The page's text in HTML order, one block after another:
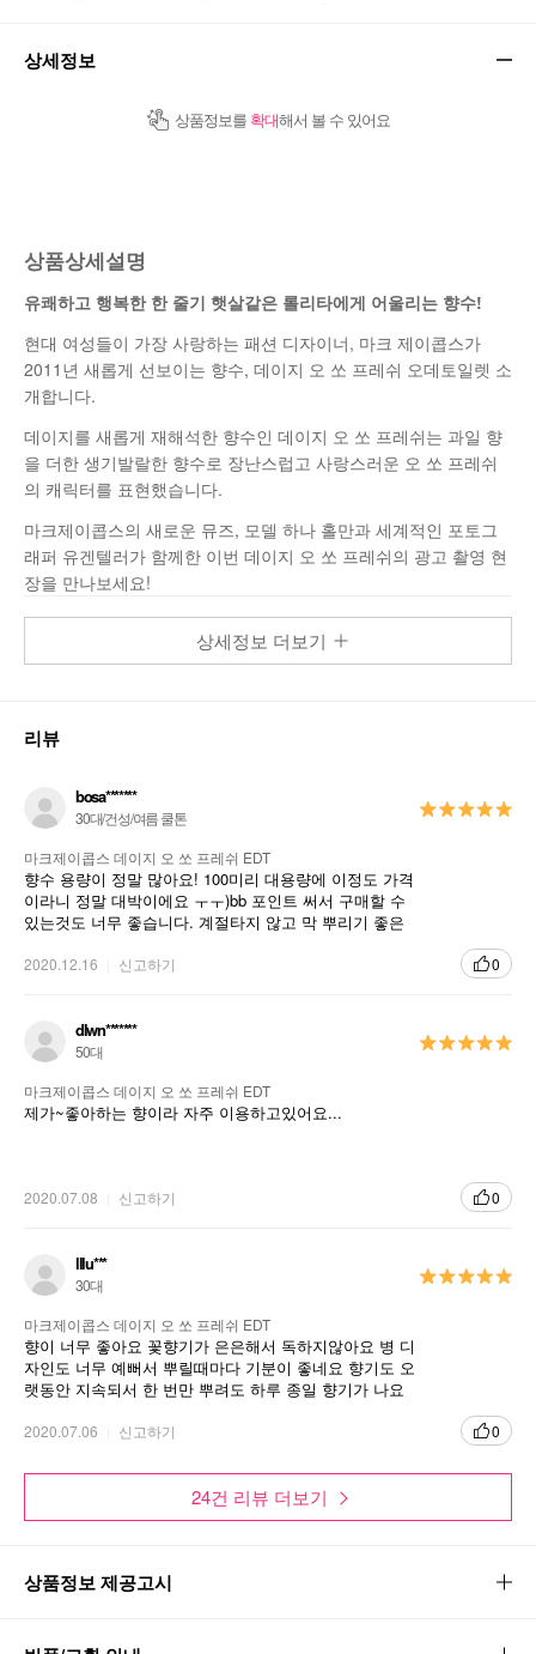
상세정보
상품정보를 확대해서 볼 수 있어요
상품상세설명
유쾌하고 행복한 한 줄기 햇살같은 롤리타에게 어울리는 향수!
현대 여성들이 가장 사랑하는 패션 디자이너, 마크 제이콥스가
2011년 새롭게 선보이는 향수, 데이지 오 쏘 프레쉬 오데토일렛 소
개합니다.
데이지를 새롭게 재해석한 향수인 데이지 오 쏘 프레쉬는 과일 향
을 더한 생기발랄한 향수로 장난스럽고 사랑스러운 오 쏘 프레쉬
의 캐릭터를 표현했습니다.
마크제이콥스의 새로운 뮤즈, 모델 하나 홀만과 세계적인 포토그
래퍼 유겐텔러가 함께한 이번 데이지 오 쏘 프레쉬의 광고 촬영 현
장을 만나보세요!
데이지를 새롭게 재 해석한 명랑하며 쾌활한 무겁지 않으면서도 섬세하고 엘레
상세정보 더보기
리뷰
bosa*******
30대/건성/여름 쿨톤
마크제이콥스 데이지 오 쏘 프레쉬 EDT
향수 용량이 정말 많아요! 100미리 대용량에 이정도 가격
이라니 정말 대박이에요 ㅜㅜ)bb 포인트 써서 구매할 수
있는것도 너무 좋습니다. 계절타지 않고 막 뿌리기 좋은
2020.12.16 신고하기 0
dlwn*******
50대
마크제이콥스 데이지 오 쏘 프레쉬 EDT
제가~좋아하는 향이라 자주 이용하고있어요...
2020.07.08 신고하기 0
lllu***
30대
마크제이콥스 데이지 오 쏘 프레쉬 EDT
향이 너무 좋아요 꽃향기가 은은해서 독하지않아요 병 디
자인도 너무 예뻐서 뿌릴때마다 기분이 좋네요 향기도 오
랫동안 지속되서 한 번만 뿌려도 하루 종일 향기가 나요
2020.07.06 신고하기 0
24건 리뷰 더보기
상품정보 제공고시